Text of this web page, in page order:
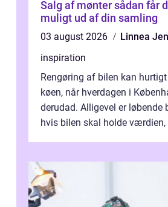
Salg af mønter sådan får du mest
muligt ud af din samling
03 august 2026
Linnea
inspiration
Rengøring af bilen kan
køen, når hverdagen i
derudad. Alligevel er løbende
hvis bilen skal holde